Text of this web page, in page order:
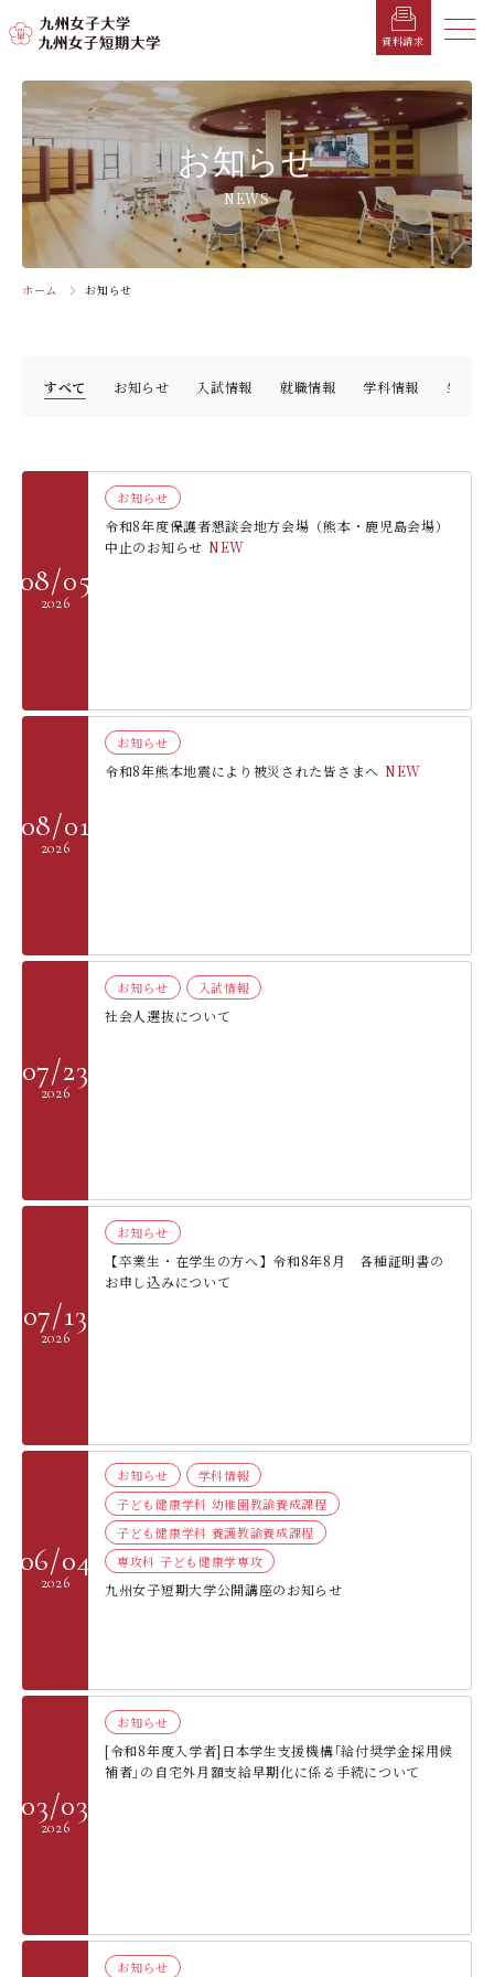
資料請求 メニ
メ
ニ
ュ
ー
を
閉
じ
る
受験生の方へ
在学生の方へ
卒業生の方へ
保護者の方へ
教職員の方へ
お知らせ
総合案内
学長メッセージ
キャンパスマップ・施設紹介
教育理念・学則
沿革
採用情報
デジタルパンフレット
情報公開
学部・学科
九州女子大学
家政学部
児童・幼児教育学科（旧 人間発達学科 人間発達
九州女子大学大学院
人間科学研究科
人間科学専攻（修士課程）
学部・学科
九州女子短期大学
子ども健康学科
子ども健康学専攻
学生生活
キャンパスカレンダー
学納金
奨学金
学友会（サークル紹介）
学生サポート
就職情報
就職活動年間スケジュール
就職対策講座・ガイダンス
就職・キャリア支援
免許・資格一覧
北九州市の企業情報・求人情報
就職なんでも相談窓口
就職状況
入試情報
入学試験要項・提出書類
入試日程・科目
出願方法
入学定員・選抜区分別募集定員
オープンキャンパス
WEB相談会
進路相談会案内
大規模災害により被災した本入学への特別措置
交通アクセス
お知らせ
NEWS
ホーム お知らせ
すべて お知らせ ⼊試情報 就職情報 学科情報 生活デ
08/05
2026
お知らせ
令和8年度保護者懇談会地方会場（熊本・鹿児島会場）
中止のお知らせ NEW
08/01
2026
お知らせ
令和8年熊本地震により被災された皆さまへ NEW
07/23
2026
お知らせ ⼊試情報
社会人選抜について
07/13
2026
お知らせ
【卒業生・在学生の方へ】令和8年8月 各種証明書の
お申し込みについて
06/04
2026
お知らせ
学科情報
子ども健康学科 幼稚園教諭養成課程
子ども健康学科 養護教諭養成課程
専攻科 子ども健康学専攻
九州女子短期大学公開講座のお知らせ
03/03
2026
お知らせ
[令和8年度入学者]日本学生支援機構｢給付奨学金採用候
補者｣の自宅外月額支給早期化に係る手続について
お知らせ